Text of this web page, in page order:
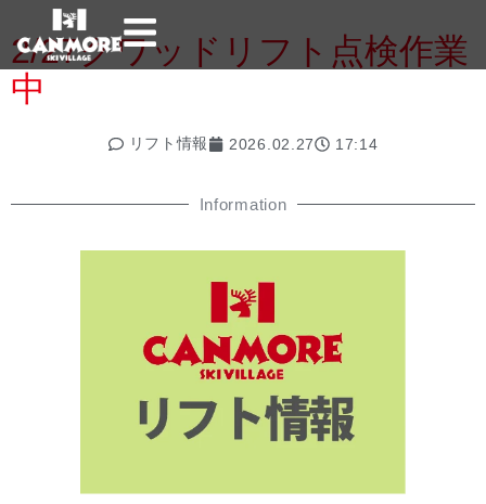
2/27クワッドリフト点検作業
中
リフト情報 2026.02.27 17:14
Information